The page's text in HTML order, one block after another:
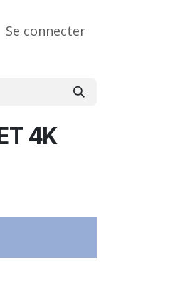
Se connecter
4K